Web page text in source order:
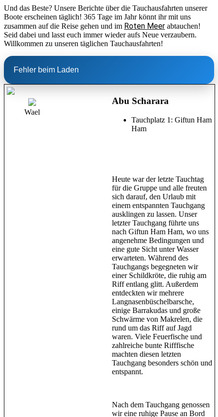
Und das Beste? Unsere Berichte über die Tauchausfahrten unserer
Boote erscheinen täglich! 365 Tage im Jahr könnt ihr mit uns
zusammen auf die Reise gehen und im Roten Meer abtauchen!
Seid dabei und lasst euch immer wieder aufs Neue verzaubern.
Willkommen zu unseren täglichen Tauchausfahrten!
Fehler beim Laden
Wael
Abu Scharara
Tauchplatz 1: Giftun Ham
Ham
Heute war der letzte Tauchtag
für die Gruppe und alle freuten
sich darauf, den Urlaub mit
einem entspannten Tauchgang
ausklingen zu lassen. Unser
letzter Tauchgang führte uns
nach Giftun Ham Ham, wo uns
angenehme Bedingungen und
eine gute Sicht unter Wasser
erwarteten. Während des
Tauchgangs begegneten wir
einer Schildkröte, die ruhig am
Riff entlang glitt. Außerdem
entdeckten wir mehrere
Langnasenbüschelbarsche,
einige Barrakudas und große
Schwärme von Makrelen, die
rund um das Riff auf Jagd
waren. Viele Feuerfische und
zahlreiche bunte Rifffische
machten diesen letzten
Tauchgang besonders schön und
entspannt.
Nach dem Tauchgang genossen
wir eine ruhige Pause an Bord